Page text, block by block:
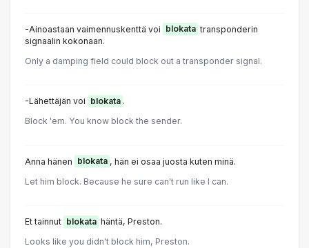
-Ainoastaan vaimennuskenttä voi blokata transponderin
signaalin kokonaan.
Only a damping field could block out a transponder signal.
-Lähettäjän voi blokata .
Block 'em. You know block the sender.
Anna hänen blokata , hän ei osaa juosta kuten minä.
Let him block. Because he sure can't run like I can.
Et tainnut blokata häntä, Preston.
Looks like you didn't block him, Preston.